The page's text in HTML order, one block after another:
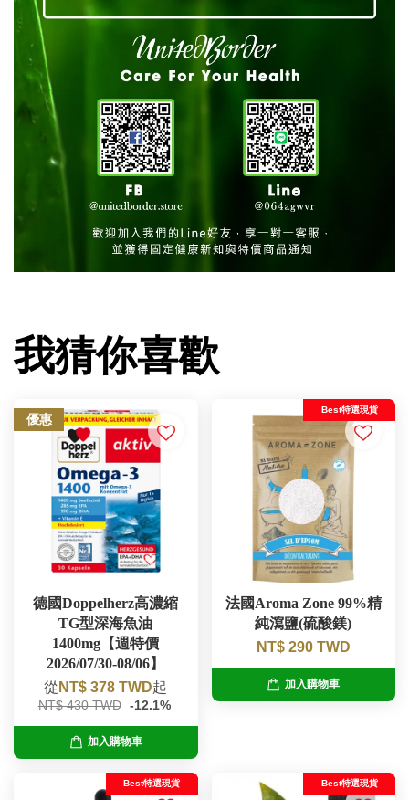
我猜你喜歡
優惠
德國Doppelherz高濃縮
TG型深海魚油
1400mg【週特價
2026/07/30-08/06】
從 NT$ 378 TWD起
NT$ 430 TWD -12.1%
加入購物車
Best特選現貨
法國Aroma Zone 99%精
純瀉鹽(硫酸鎂)
NT$ 290 TWD
加入購物車
Best特選現貨 Best特選現貨